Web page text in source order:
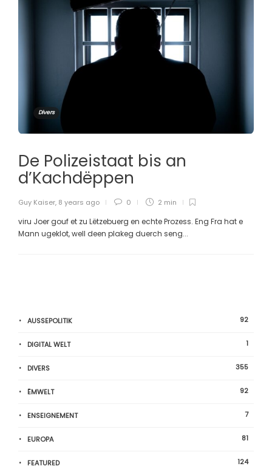
Divers
De Polizeistaat bis an
d’Kachdëppen
Guy Kaiser, 8 years ago 0 2 min
viru Joer gouf et zu Lëtzebuerg en echte Prozess. Eng Fra hat e
Mann ugeklot, well deen plakeg duerch seng...
AUSSEPOLITIK 92
DIGITAL WELT 1
DIVERS 355
ËMWELT 92
ENSEIGNEMENT 7
EUROPA 81
FEATURED 124